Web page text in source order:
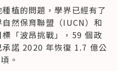
植的問題，學界已經有了
然保育聯盟（IUCN）和
「波昂挑戰」，59 個政
諾 2020 年恢復 1.7 億公
。